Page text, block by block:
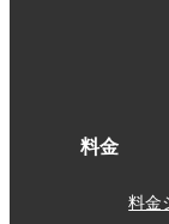
料金
料金